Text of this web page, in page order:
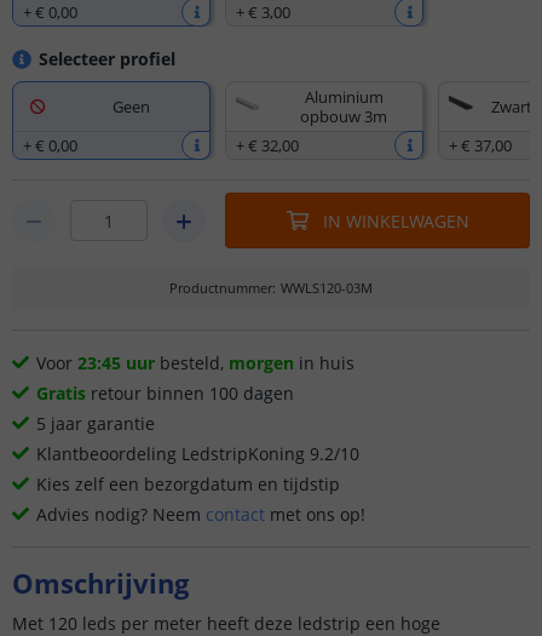
+€ 0,00
+€ 3,00
Selecteer profiel
Geen
+€ 0,00
Aluminium
opbouw 3m
+€ 32,00
Zwart
+€ 37,00
IN WINKELWAGEN
Productnummer: WWLS120-03M
Voor 23:45 uur besteld, morgen in huis
Gratis retour binnen 100 dagen
5 jaar garantie
Klantbeoordeling LedstripKoning 9.2/10
Kies zelf een bezorgdatum en tijdstip
Advies nodig? Neem contact met ons op!
Omschrijving
Met 120 leds per meter heeft deze ledstrip een hoge